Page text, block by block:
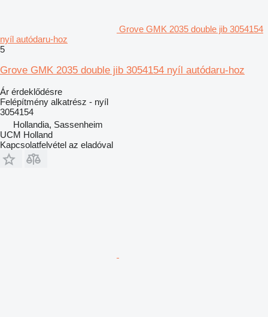
Grove GMK 2035 double jib 3054154
nyíl autódaru-hoz
5
Grove GMK 2035 double jib 3054154 nyíl autódaru-hoz
Ár érdeklődésre
Felépítmény alkatrész - nyíl
3054154
Hollandia, Sassenheim
UCM Holland
Kapcsolatfelvétel az eladóval